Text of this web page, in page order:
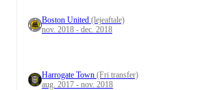
Boston United (lejeaftale)
nov. 2018 - dec. 2018
Harrogate Town (Fri transfer)
aug. 2017 - nov. 2018